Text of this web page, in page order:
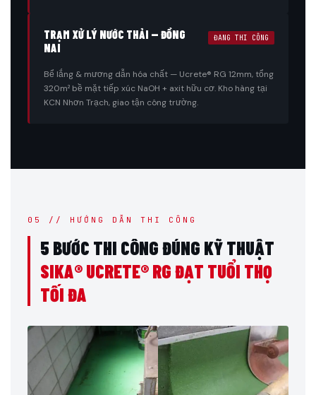
TRẠM XỬ LÝ NƯỚC THẢI — ĐỒNG
NAI
ĐANG THI CÔNG
Bể lắng & mương dẫn hóa chất — Ucrete® RG 12mm, tổng
320m² bề mặt tiếp xúc NaOH + axit hữu cơ. Kho hàng tại
KCN Nhơn Trạch, giao tận công trường.
05 // HƯỚNG DẪN THI CÔNG
5 BƯỚC THI CÔNG ĐÚNG KỸ THUẬT
SIKA® UCRETE® RG ĐẠT TUỔI THỌ
TỐI ĐA